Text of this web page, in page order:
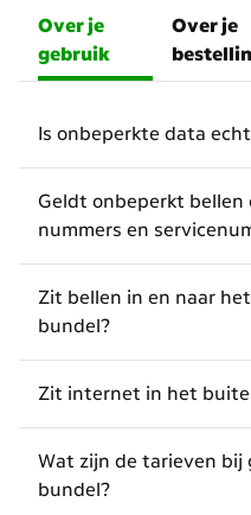
Over je
gebruik
Over je
Is onbeperkte data
Geldt onbeperkt bellen
nummers en
Zit bellen in en naar
bundel?
Zit internet in het
Wat zijn de tarieven bij
bundel?